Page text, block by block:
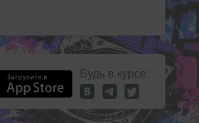
Будь в курсе: